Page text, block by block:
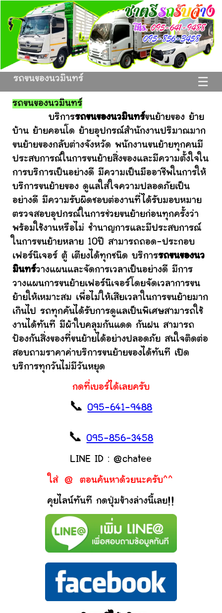
☰
รถขนของนวมินทร์
รถขนของนวมินทร์
บริการรถขนของนวมินทร์ขนย้ายของ ย้าย
บ้าน ย้ายคอนโด ย้ายอุปกรณ์สำนักงานปริมาณมาก
ขนย้ายของกลับต่างจังหวัด พนักงานขนย้ายทุกคนมี
ประสบการณ์ในการขนย้ายสิ่งของและมีความตั้งใจใน
การบริการเป็นอย่างดี มีความเป็นมืออาชีพในการให้
บริการขนย้ายของ ดูแลใส่ใจความปลอดภัยเป็น
อย่างดี มีความรับผิดชอบต่องานที่ได้รับมอบหมาย
ตรวจสอบอุปกรณ์ในการช่วยขนย้ายก่อนทุกครั้งว่า
พร้อมใช้งานหรือไม่ ชำนาญการและมีประสบการณ์
ในการขนย้ายหลาย 10ปี สามารถถอด-ประกอบ
เฟอร์นิเจอร์ ตู้ เตียงได้ทุกชนิด บริการรถขนของนว
มินทร์วางแผนและจัดการเวลาเป็นอย่างดี มีการ
วางแผนการขนย้ายเฟอร์นิเจอร์โดยจัดเวลาการขน
ย้ายให้เหมาะสม เพื่อไม่ให้เสียเวลาในการขนย้ายมาก
เกินไป รถทุกคันได้รับการดูแลเป็นพิเศษสามารถใช้
งานได้ทันที มีผ้าใบคลุมกันแดด กันฝน สามารถ
ป้องกันสิ่งของที่ขนย้ายได้อย่างปลอดภัย สนใจติดต่อ
สอบถามราคาค่าบริการขนย้ายของได้ทันที เปิด
บริการทุกวันไม่มีวันหยุด
กดที่เบอร์ได้เลยครับ
📞095-641-9488
📞095-856-3458
LINE ID : @chatee
ใส่ @ ตอนค้นหาด้วยนะครับ^^
คุยไลน์ทันที กดปุ่มข้างล่างนี้เลย!!